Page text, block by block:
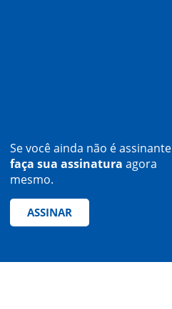
Se você ainda não é assinante
faça sua assinatura agora
mesmo.
ASSINAR